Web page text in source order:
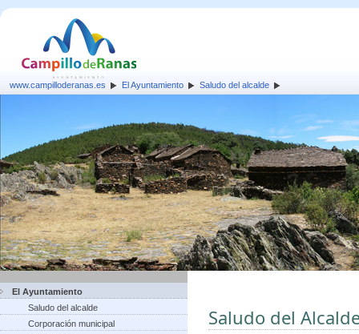
www.campilloderanas.es El Ayuntamiento Saludo del alcalde
El Ayuntamiento
Saludo del alcalde
Corporación municipal
Saludo del